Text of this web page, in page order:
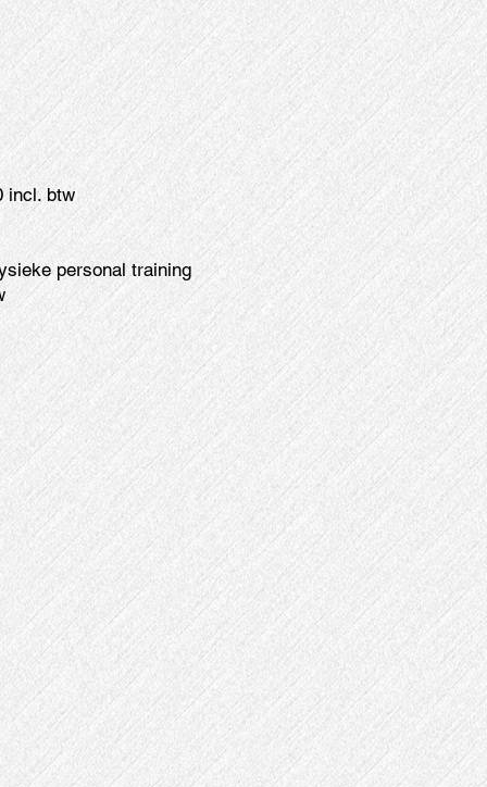
incl. btw
personal training